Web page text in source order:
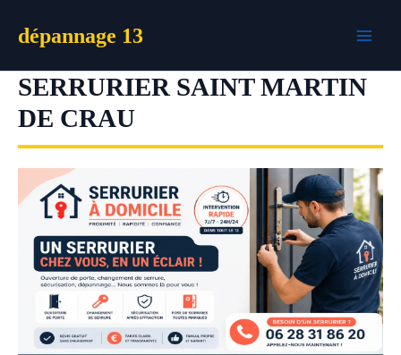
dépannage 13
SERRURIER SAINT MARTIN
DE CRAU